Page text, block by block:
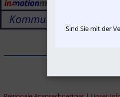
Sind Sie mit der